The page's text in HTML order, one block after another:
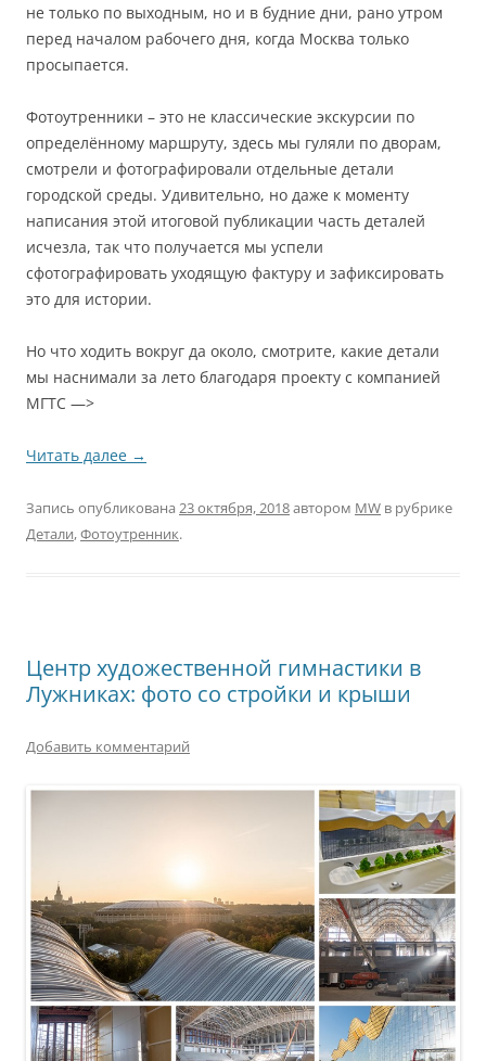
не только по выходным, но и в будние дни, рано утром
перед началом рабочего дня, когда Москва только
просыпается.
Фотоутренники – это не классические экскурсии по
определённому маршруту, здесь мы гуляли по дворам,
смотрели и фотографировали отдельные детали
городской среды. Удивительно, но даже к моменту
написания этой итоговой публикации часть деталей
исчезла, так что получается мы успели
сфотографировать уходящую фактуру и зафиксировать
это для истории.
Но что ходить вокруг да около, смотрите, какие детали
мы наснимали за лето благодаря проекту с компанией
МГТС —>
Читать далее →
Запись опубликована 23 октября, 2018автором MW в рубрике
Детали,Фотоутренник.
Центр художественной гимнастики в
Лужниках: фото со стройки и крыши
Добавить комментарий